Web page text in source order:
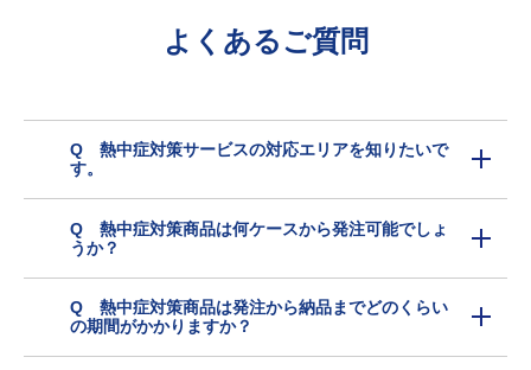
よくあるご質問
Q 熱中症対策サービスの対応エリアを知りたいで
す。
Q 熱中症対策商品は何ケースから発注可能でしょ
うか？
Q 熱中症対策商品は発注から納品までどのくらい
の期間がかかりますか？